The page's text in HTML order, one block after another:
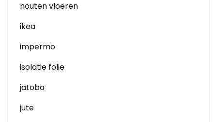
houten vloeren
ikea
impermo
isolatie folie
jatoba
jute